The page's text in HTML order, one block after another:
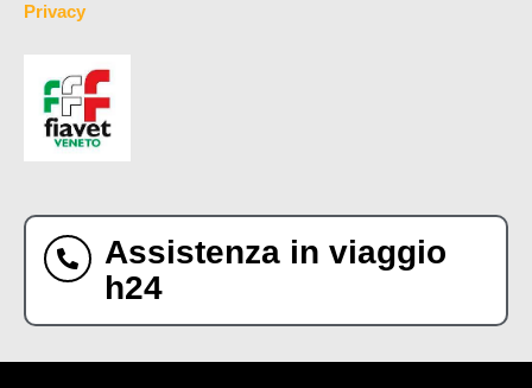
Privacy
Assistenza in viaggio
h24